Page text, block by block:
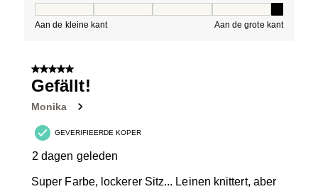
Aan de kleine kant Aan de grote kant
5 van 5 sterren.
Gefällt!
Monika
GEVERIFIEERDE KOPER
2 dagen geleden
Super Farbe, lockerer Sitz... Leinen knittert, aber